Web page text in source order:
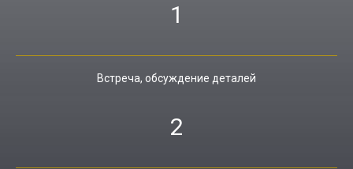
1
Встреча, обсуждение деталей
2